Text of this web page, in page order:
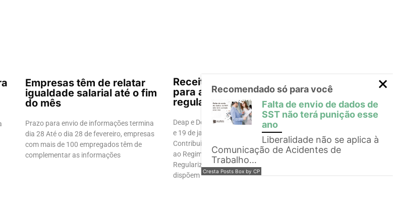
Empresas têm de relatar
igualdade salarial até o fim
do mês
Prazo para envio de informações termina
dia 28 Até o dia 28 de fevereiro, empresas
com mais de 100 empregados têm de
complementar as informações
Receita libera declarações
para atualização e
regularização de bens
Deap e Derp foram disponibilizadas dias 2
e 19 de janeiro, respectivamente
Contribuintes que pretendem aderir
ao Regime Especial de Atualização e
Regularização Patrimonial (Rearp) já
dispõem
Recomendado só para você
Falta de envio de dados de
SST não terá punição esse
ano
Liberalidade não se aplica à
Comunicação de Acidentes de
Trabalho…
Cresta Posts Box by CP